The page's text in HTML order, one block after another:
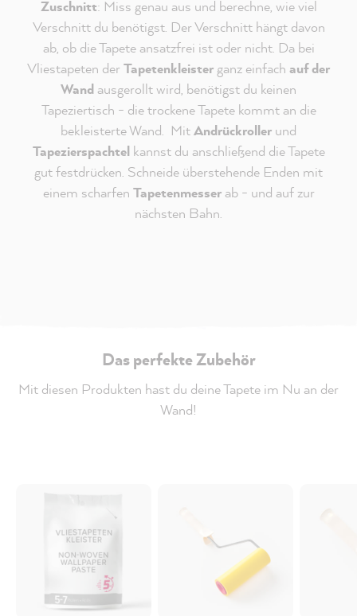
Zuschnitt: Miss genau aus und berechne, wie viel
Verschnitt du benötigst. Der Verschnitt hängt davon
ab, ob die Tapete ansatzfrei ist oder nicht. Da bei
Vliestapeten der Tapetenkleister ganz einfach auf der
Wand ausgerollt wird, benötigst du keinen
Tapeziertisch - die trockene Tapete kommt an die
bekleisterte Wand. MitAndrückroller und
Tapezierspachtelkannst du anschließend die Tapete
gut festdrücken. Schneide überstehende Enden mit
einem scharfen Tapetenmesserab - und auf zur
nächsten Bahn.
Das perfekte Zubehör
Mit diesen Produkten hast du deine Tapete im Nu an der
Wand!